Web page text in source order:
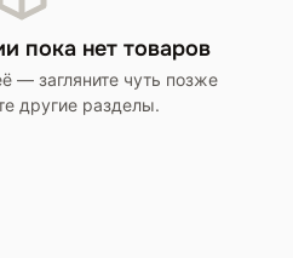
пока нет товаров
— загляните чуть позже
другие разделы.